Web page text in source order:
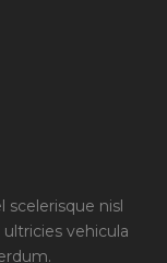
nisl
vehicula